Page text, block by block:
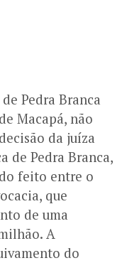
Pedra Branca
Macapá, não
da juíza
de Pedra Branca,
feito entre o
que
de uma
A
do